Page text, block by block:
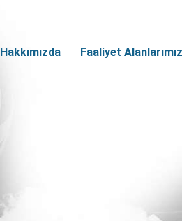
Hakkımızda Faaliyet Alanlarımız